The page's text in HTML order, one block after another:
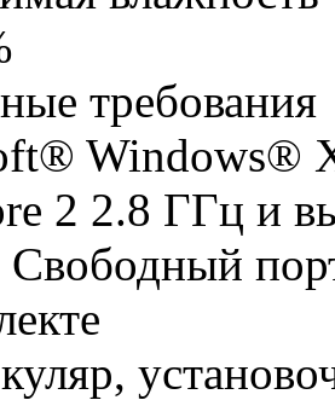
требования
Windows®
2 2.8 ГГц и
Свободный